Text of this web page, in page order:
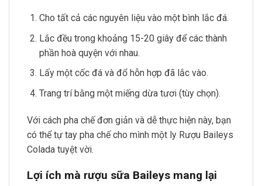
Cho tất cả các nguyên liệu vào một bình lắc đá.
Lắc đều trong khoảng 15-20 giây để các thành
phần hoà quyện với nhau.
Lấy một cốc đá và đổ hỗn hợp đã lắc vào.
Trang trí bằng một miếng dừa tươi (tùy chọn).
Với cách pha chế đơn giản và dễ thực hiện này, bạn
có thể tự tay pha chế cho mình một ly Rượu Baileys
Colada tuyệt vời.
Lợi ích mà rượu sữa Baileys mang lại